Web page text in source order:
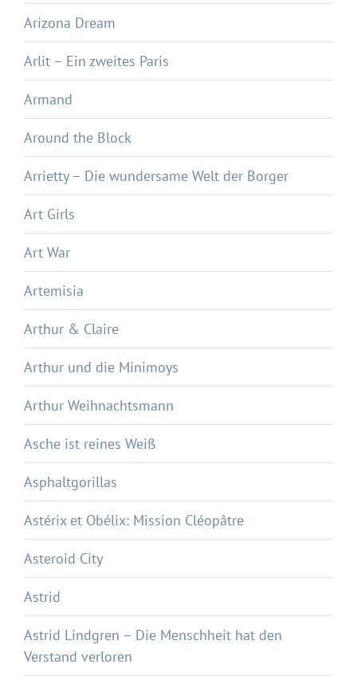
Arizona Dream
Arlit – Ein zweites Paris
Armand
Around the Block
Arrietty – Die wundersame Welt der Borger
Art Girls
Art War
Artemisia
Arthur & Claire
Arthur und die Minimoys
Arthur Weihnachtsmann
Asche ist reines Weiß
Asphaltgorillas
Astérix et Obélix: Mission Cléopâtre
Asteroid City
Astrid
Astrid Lindgren – Die Menschheit hat den
Verstand verloren